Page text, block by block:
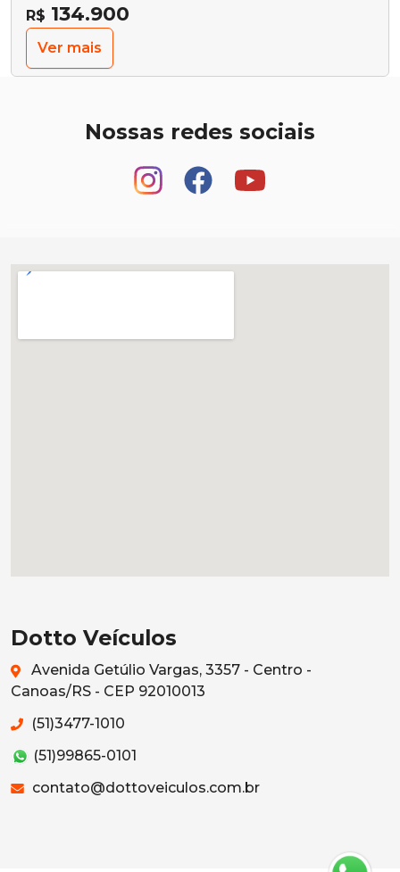
R$ 134.900
Ver mais
Nossas redes sociais
Dotto Veículos
Avenida Getúlio Vargas, 3357 - Centro -
Canoas/RS - CEP 92010013
(51)3477-1010
(51)99865-0101
contato@dottoveiculos.com.br